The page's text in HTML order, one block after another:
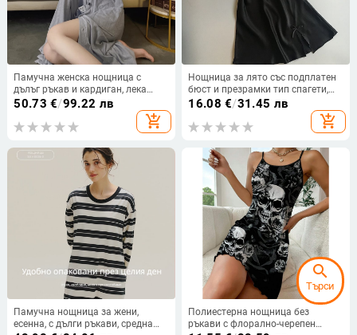
Памучна женска нощница с
дълъг ръкав и кардиган, лека
средна дължина, свободна
кройка, домашно облекло за
пролетно-есенен сезон
50.73 €/99.22 лв
add_shopping_cart
Нощница за лято със подплатен
бюст и презрамки тип спагети,
къса, удобна домашна дреха
16.08 €/31.45 лв
add_shopping_cart
Памучна нощница за жени,
есенна, с дълги ръкави, средна
Полиестерна нощница без
ръкави с флорално-черепен
search
Търси